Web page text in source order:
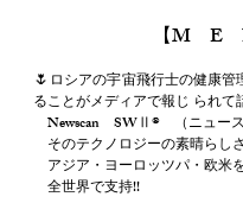
【M E
🌷 ロシアの宇宙飛行士の健康
ることがメディアで報じ られて
Newscan SWⅡ® （ニュース
そのテクノロジーの素晴らしさ
アジア・ヨーロッツパ・欧米
全世界で支持!!